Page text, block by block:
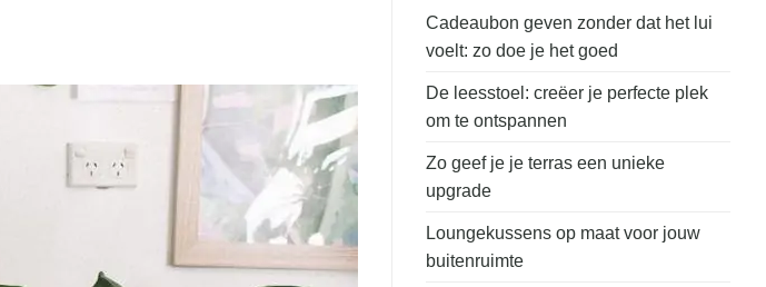
Cadeaubon geven zonder dat het lui
voelt: zo doe je het goed
De leesstoel: creëer je perfecte plek
om te ontspannen
Zo geef je je terras een unieke
upgrade
Loungekussens op maat voor jouw
buitenruimte